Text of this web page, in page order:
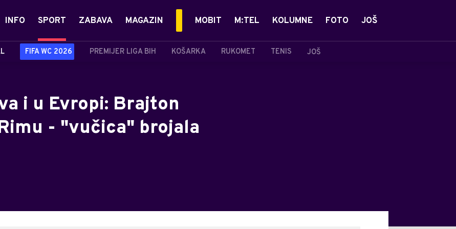
INFO SPORT
FIFA WC 2026 PREMIJER LIGA BIH KOŠARKA RUKOMET TENIS JOŠ
ZABAVA MAGAZIN MOBIT M:TEL KOLUMNE FOTO JOŠ
i u Evropi: Brajton
- "vučica" brojala